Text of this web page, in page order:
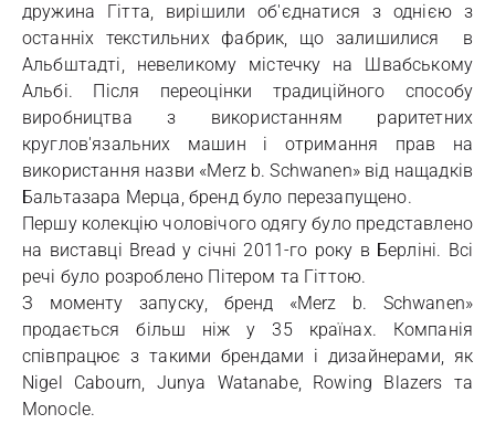
дружина Гітта, вирішили об'єднатися з однією з
останніх текстильних фабрик, що залишилися в
Альбштадті, невеликому містечку на Швабському
Альбі. Після переоцінки традиційного способу
виробництва з використанням раритетних
круглов'язальних машин і отримання прав на
використання назви «Merz b. Schwanen» від нащадків
Бальтазара Мерца, бренд було перезапущено.
Першу колекцію чоловічого одягу було представлено
​​на виставці Bread у січні 2011-го року в Берліні. Всі
речі було розроблено Пітером та Гіттою.
З моменту запуску, бренд «Merz b. Schwanen»
продається більш ніж у 35 країнах. Компанія
співпрацює з такими брендами і дизайнерами, як
Nigel Cabourn, Junya Watanabe, Rowing Blazers та
Monocle.